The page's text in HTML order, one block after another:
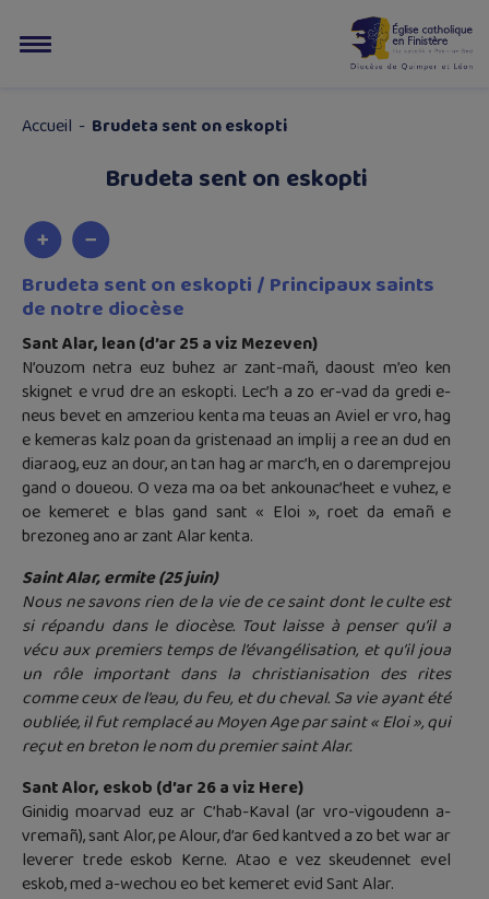
Accueil - Brudeta sent on eskopti
Brudeta sent on eskopti
Brudeta sent on eskopti / Principaux saints
de notre diocèse
Sant Alar, lean (d’ar 25 a viz Mezeven)
N’ouzom netra euz buhez ar zant-mañ, daoust m’eo ken
skignet e vrud dre an eskopti. Lec’h a zo er-vad da gredi e-
neus bevet en amzeriou kenta ma teuas an Aviel er vro, hag
e kemeras kalz poan da gristenaad an implij a ree an dud en
diaraog, euz an dour, an tan hag ar marc’h, en o daremprejou
gand o doueou. O veza ma oa bet ankounac’heet e vuhez, e
oe kemeret e blas gand sant « Eloi », roet da emañ e
brezoneg ano ar zant Alar kenta.
Saint Alar, ermite (25 juin)
Nous ne savons rien de la vie de ce saint dont le culte est
si répandu dans le diocèse. Tout laisse à penser qu’il a
vécu aux premiers temps de l’évangélisation, et qu’il joua
un rôle important dans la christianisation des rites
comme ceux de l’eau, du feu, et du cheval. Sa vie ayant été
oubliée, il fut remplacé au Moyen Age par saint « Eloi », qui
reçut en breton le nom du premier saint Alar.
Sant Alor, eskob (d’ar 26 a viz Here)
Ginidig moarvad euz ar C’hab-Kaval (ar vro-vigoudenn a-
vremañ), sant Alor, pe Alour, d’ar 6ed kantved a zo bet war ar
leverer trede eskob Kerne. Atao e vez skeudennet evel
eskob, med a-wechou eo bet kemeret evid Sant Alar.